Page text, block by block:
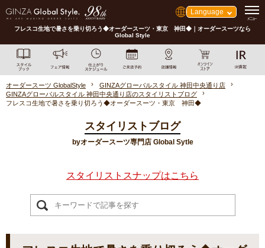
Language
フレスコ生地で暑さを乗り切ろう◆オーダースーツ・東京 神田◆｜オーダースーツなら
Global Style
オーダースーツ GlobalStyle
GINZAグローバルスタイル 神田中央通り店
GINZAグローバルスタイル 神田中央通り店のスタイリストブログ
フレスコ生地で暑さを乗り切ろう◆オーダースーツ・東京 神田◆
スタイリストブログ
byオーダースーツ専門店 Global Sytle
スタイリストスナップはこちら